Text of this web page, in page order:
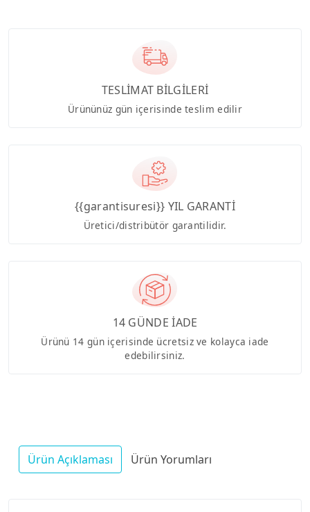
TESLİMAT BİLGİLERİ
Ürününüz gün içerisinde teslim edilir
{{garantisuresi}} YIL GARANTİ
Üretici/distribütör garantilidir.
14 GÜNDE İADE
Ürünü 14 gün içerisinde ücretsiz ve kolayca iade
edebilirsiniz.
Ürün Açıklaması Ürün Yorumları